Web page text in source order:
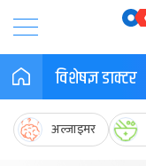
विशेषज्ञ डाक्टर
अल्जाइमर